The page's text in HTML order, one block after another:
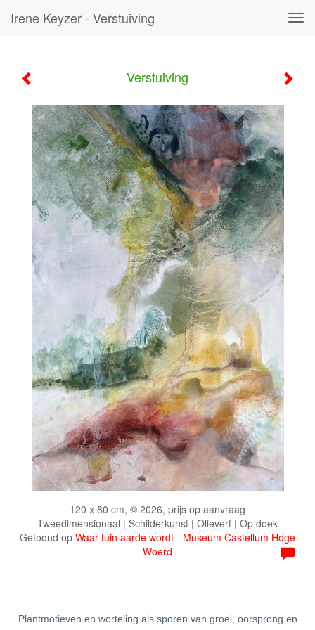
Irene Keyzer - Verstuiving
Verstuiving
120 x 80 cm, © 2026, prijs op aanvraag
Tweedimensionaal | Schilderkunst | Olieverf | Op doek
Getoond op Waar tuin aarde wordt - Museum Castellum Hoge
Woerd
Plantmotieven en worteling als sporen van groei, oorsprong en